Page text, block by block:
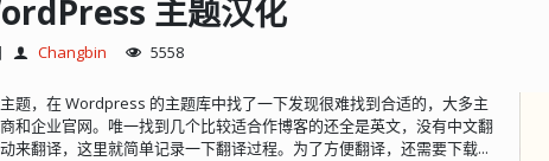
主题汉化
Changbin 5558
题，在 Wordpress 的主题库中找了一下发现很难找到合适的，大多主
和企业官网。唯一找到几个比较适合作博客的还全是英文，没有中文翻
来翻译，这里就简单记录一下翻译过程。为了方便翻译，还需要下载...